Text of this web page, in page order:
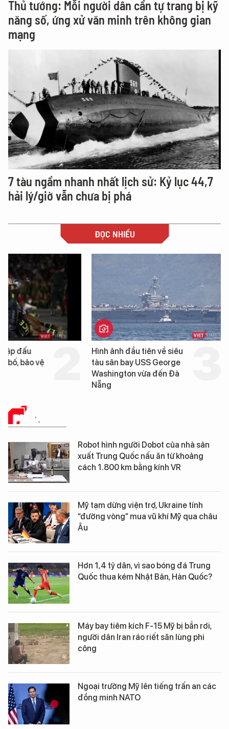
Thủ tướng: Mỗi người dân cần tự trang bị kỹ
năng số, ứng xử văn minh trên không gian
mạng
7 tàu ngầm nhanh nhất lịch sử: Kỷ lục 44,7
hải lý/giờ vẫn chưa bị phá
ĐỌC NHIỀU
Hình ảnh đầu tiên về siêu
tàu sân bay USS George
Washington vừa đến Đà
Cận cảnh chiến hạm
tống tàu sân bay USS
George Washington
PHÂN TÍCH
Robot hình người Dobot của nhà sản
xuất Trung Quốc nấu ăn từ khoảng
cách 1.800 km bằng kính VR
Mỹ tạm dừng viện trợ, Ukraine tính
“đường vòng” mua vũ khí Mỹ qua châu
Âu
Hơn 1,4 tỷ dân, vì sao bóng đá Trung
Quốc thua kém Nhật Bản, Hàn Quốc?
Máy bay tiêm kích F-15 Mỹ bị bắn rơi,
người dân Iran ráo riết săn lùng phi
công
Ngoại trưởng Mỹ lên tiếng trấn an các
đồng minh NATO